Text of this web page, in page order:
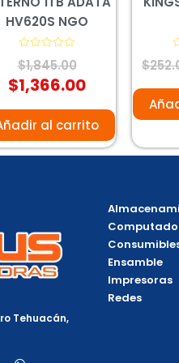
HV620S NGO
Valorado
con
de
$1,845.00
$1,366.00
al carrito
$
Tehuacán,
W
Ensamble
Impresoras
Redes